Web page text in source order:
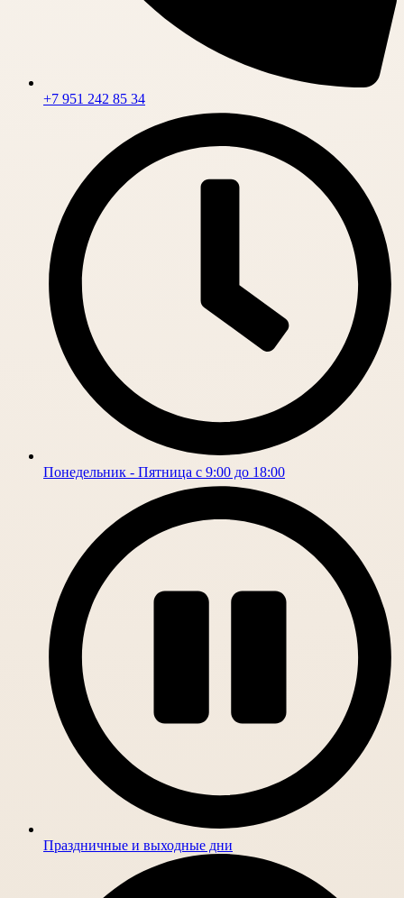
+7 951 242 85 34
Понедельник - Пятница с 9:00 до 18:00
Праздничные и выходные дни